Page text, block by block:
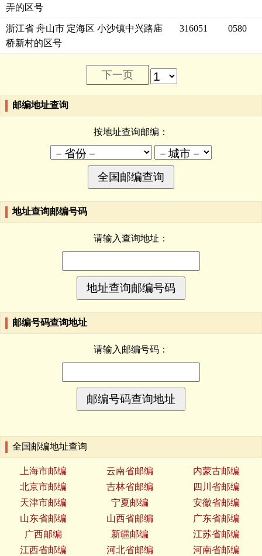
弄的区号
浙江省 舟山市 定海区 小沙镇中兴路庙
桥新村的区号
316051 0580
下一页
邮编地址查询
按地址查询邮编：
地址查询邮编号码
请输入查询地址：
邮编号码查询地址
请输入邮编号码：
全国邮编地址查询
上海市邮编 云南省邮编
内蒙古邮编
北京市邮编
吉林省邮编
四川省邮编
天津市邮编
宁夏邮编
安徽省邮编
山东省邮编
山西省邮编
广东省邮编
广西邮编
新疆邮编
江苏省邮编
江西省邮编
河北省邮编
河南省邮编